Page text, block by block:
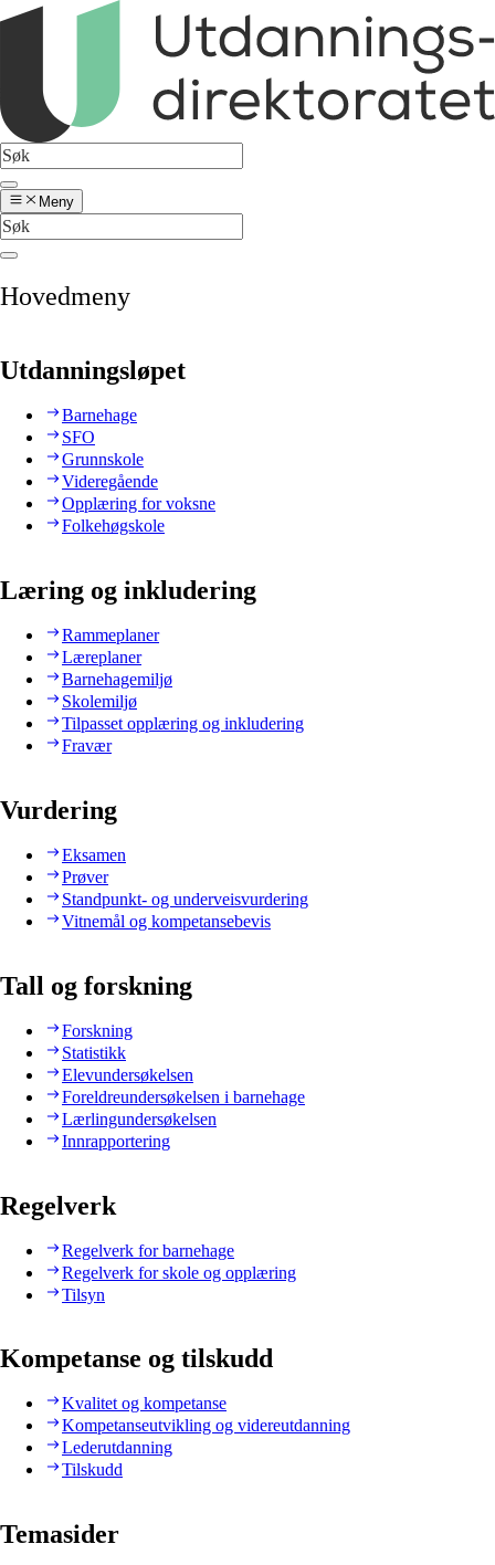
Meny
Hovedmeny
Utdanningsløpet
Barnehage
SFO
Grunnskole
Videregående
Opplæring for voksne
Folkehøgskole
Læring og inkludering
Rammeplaner
Læreplaner
Barnehagemiljø
Skolemiljø
Tilpasset opplæring og inkludering
Fravær
Vurdering
Eksamen
Prøver
Standpunkt- og underveisvurdering
Vitnemål og kompetansebevis
Tall og forskning
Forskning
Statistikk
Elevundersøkelsen
Foreldreundersøkelsen i barnehage
Lærlingundersøkelsen
Innrapportering
Regelverk
Regelverk for barnehage
Regelverk for skole og opplæring
Tilsyn
Kompetanse og tilskudd
Kvalitet og kompetanse
Kompetanseutvikling og videreutdanning
Lederutdanning
Tilskudd
Temasider